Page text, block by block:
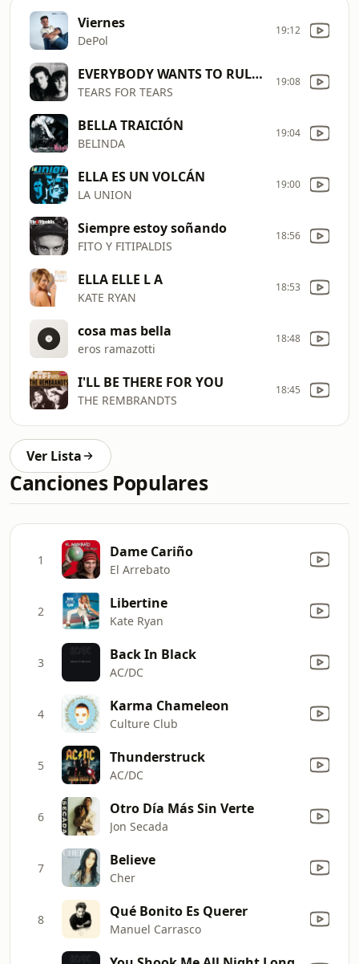
Viernes
DePol
19:12
EVERYBODY WANTS TO RULE THE WORLD
TEARS FOR TEARS
19:08
BELLA TRAICIÓN
BELINDA
19:04
ELLA ES UN VOLCÁN
LA UNION
19:00
Siempre estoy soñando
FITO Y FITIPALDIS
18:56
ELLA ELLE L A
KATE RYAN
18:53
cosa mas bella
eros ramazotti
18:48
I'LL BE THERE FOR YOU
THE REMBRANDTS
18:45
Ver Lista
Canciones Populares
1 Dame Cariño
El Arrebato
2 Libertine
Kate Ryan
3 Back In Black
AC/DC
4 Karma Chameleon
Culture Club
5 Thunderstruck
AC/DC
6 Otro Día Más Sin Verte
Jon Secada
7 Believe
Cher
8 Qué Bonito Es Querer
Manuel Carrasco